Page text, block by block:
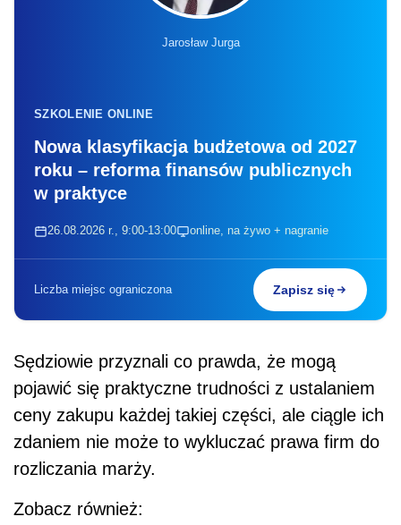
Jarosław Jurga
SZKOLENIE ONLINE
Nowa klasyfikacja budżetowa od 2027
roku – reforma finansów publicznych
w praktyce
26.08.2026 r., 9:00-13:00 online, na żywo + nagranie
Liczba miejsc ograniczona Zapisz się
Sędziowie przyznali co prawda, że mogą
pojawić się praktyczne trudności z ustalaniem
ceny zakupu każdej takiej części, ale ciągle ich
zdaniem nie może to wykluczać prawa firm do
rozliczania marży.
Zobacz również: